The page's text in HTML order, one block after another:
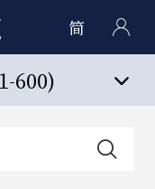
简
600)